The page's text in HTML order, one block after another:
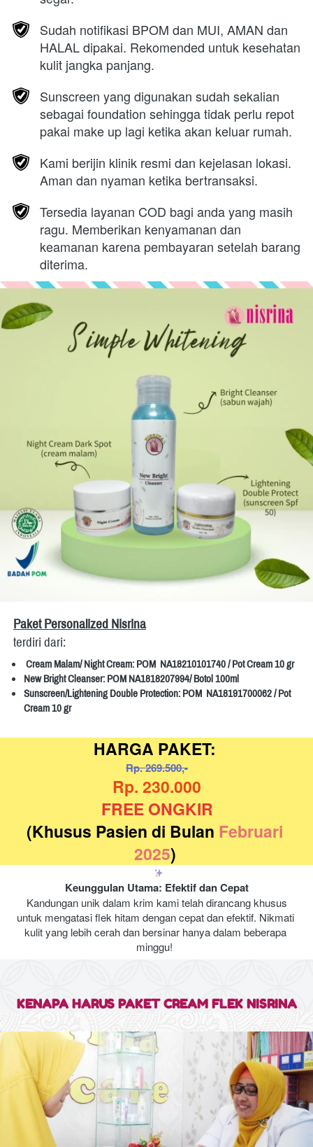
Sudah notifikasi BPOM dan MUI, AMAN dan
HALAL dipakai. Rekomended untuk kesehatan
kulit jangka panjang.
Sunscreen yang digunakan sudah sekalian
sebagai foundation sehingga tidak perlu repot
pakai make up lagi ketika akan keluar rumah.
Kami berijin klinik resmi dan kejelasan lokasi.
Aman dan nyaman ketika bertransaksi.
Tersedia layanan COD bagi anda yang masih
ragu. Memberikan kenyamanan dan
keamanan karena pembayaran setelah barang
diterima.
Paket Personalized Nisrina
terdiri dari:
Cream Malam/ Night Cream: POM  NA18210101740 / Pot Cream 10 gr
New Bright Cleanser: POM NA1818207994/ Botol 100ml
Sunscreen/Lightening Double Protection: POM  NA18191700062 / Pot
Cream 10 gr
HARGA PAKET:
Rp. 269.500,-
Rp. 230.000
FREE ONGKIR
(Khusus Pasien di Bulan Februari
2025)
Keunggulan Utama: Efektif dan Cepat
untuk mengatasi flek hitam dengan cepat dan efektif. Nikmati
kulit yang lebih cerah dan bersinar hanya dalam beberapa
minggu!
KENAPA HARUS PAKET CREAM FLEK NISRINA